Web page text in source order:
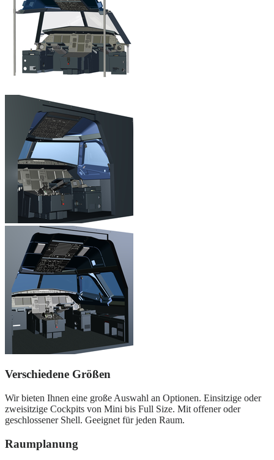
Verschiedene Größen
Wir bieten Ihnen eine große Auswahl an Optionen. Einsitzige oder
zweisitzige Cockpits von Mini bis Full Size. Mit offener oder
geschlossener Shell. Geeignet für jeden Raum.
Raumplanung